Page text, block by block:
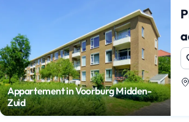
Appartement in Voorburg Midden-
Zuid